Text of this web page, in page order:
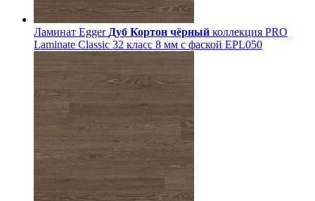
Ламинат Egger Дуб Кортон чёрный коллекция PRO
Laminate Classic 32 класс 8 мм с фаской EPL050